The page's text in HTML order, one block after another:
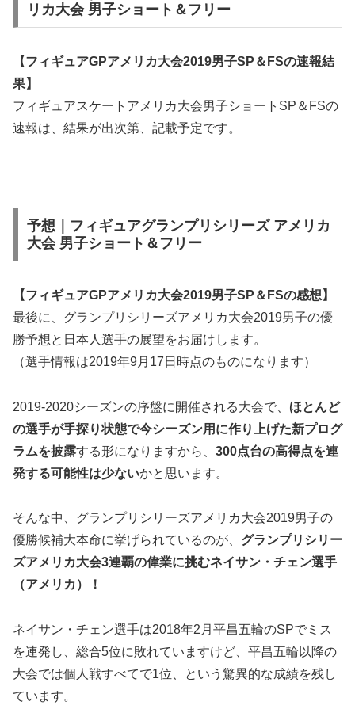
リカ大会 男子ショート＆フリー
【フィギュアGPアメリカ大会2019男子SP＆FSの速報結
果】
フィギュアスケートアメリカ大会男子ショートSP＆FSの
速報は、結果が出次第、記載予定です。
予想｜フィギュアグランプリシリーズ アメリカ
大会 男子ショート＆フリー
【フィギュアGPアメリカ大会2019男子SP＆FSの感想】
最後に、グランプリシリーズアメリカ大会2019男子の優
勝予想と日本人選手の展望をお届けします。
（選手情報は2019年9月17日時点のものになります）
2019-2020シーズンの序盤に開催される大会で、 ほとんど
の選手が手探り状態で今シーズン用に作り上げた新プログ
ラムを披露する形になりますから、 300点台の高得点を連
発する可能性は少ないかと思います。
そんな中、グランプリシリーズアメリカ大会2019男子の
優勝候補大本命に挙げられているのが、 グランプリシリー
ズアメリカ大会3連覇の偉業に挑むネイサン・チェン選手
（アメリカ）！
ネイサン・チェン選手は2018年2月平昌五輪のSPでミス
を連発し、総合5位に敗れていますけど、平昌五輪以降の
大会では個人戦すべてで1位、という驚異的な成績を残し
ています。